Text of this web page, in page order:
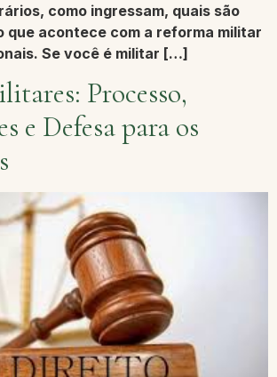
como ingressam, quais são
que acontece com a reforma militar
Se você é militar […]
Processo,
e Defesa para os